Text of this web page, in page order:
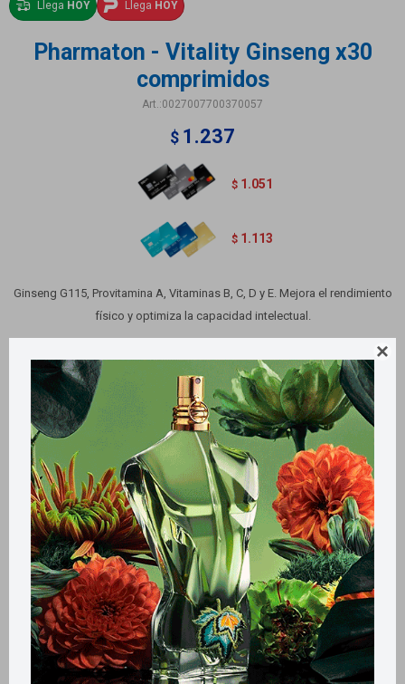

Llega HOY Llega HOY
Pharmaton - Vitality Ginseng x30
comprimidos
0027007700370057
$ 1.237
$ 1.051
$ 1.113
Ginseng G115, Provitamina A, Vitaminas B, C, D y E. Mejora el rendimiento
físico y optimiza la capacidad intelectual.
Métodos y costos de envío
Retiros gratuitos en tiendas
Productos que te pueden interesar